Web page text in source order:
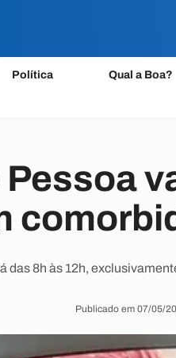
Política Qual a Boa?
das 8h às 12h,
Publicado em 07/05/